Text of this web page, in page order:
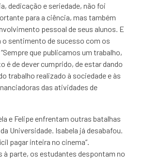
dedicação e seriedade, não foi
para a ciência, mas também
pessoal de seus alunos. E
sentimento de sucesso com os
que publicamos um trabalho,
é de dever cumprido, de estar dando
trabalho realizado à sociedade e às
das atividades de
e Felipe enfrentam outras batalhas
Universidade. Isabela já desabafou.
pagar inteira no cinema”.
à parte, os estudantes despontam no